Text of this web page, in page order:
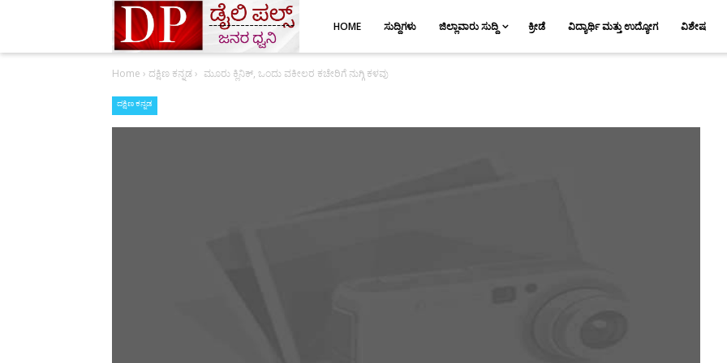
HOME ಸುದ್ದಿಗಳು ಜಿಲ್ಲಾವಾರು ಸುದ್ದಿ ಕ್ರೀಡೆ ವಿದ್ಯಾರ್ಥಿ ಮತ್ತು ಉದ್ಯೋಗ ವಿಶೇಷ
Home › ದಕ್ಷಿಣ ಕನ್ನಡ› ಮೂರು ಕ್ಲಿನಿಕ್, ಒಂದು ವಕೀಲರ ಕಚೇರಿಗೆ ನುಗ್ಗಿ ಕಳವು
ದಕ್ಷಿಣ ಕನ್ನಡ